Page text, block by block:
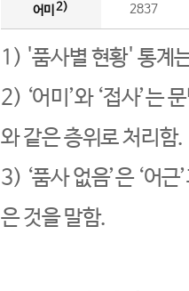
어미 2) 2837
1) '품사별 현황' 통계
2) ‘어미’와 ‘접사’는
와 같은 층위로 처리함.
3) ‘품사 없음’은 ‘어
은 것을 말함.